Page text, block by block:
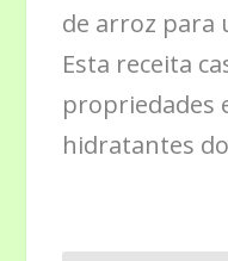
de arroz para
Esta receita
propriedades
hidratantes